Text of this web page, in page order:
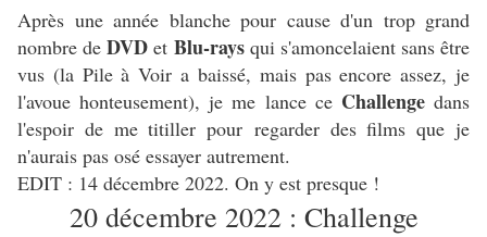
Après une année blanche pour cause d'un trop grand
nombre deDVD et Blu-raysqui s'amoncelaient sans être
vus (la Pile à Voir a baissé, mais pas encore assez, je
l'avoue honteusement), je me lance ce Challengedans
l'espoir de me titiller pour regarder des films que je
n'aurais pas osé essayer autrement.
EDIT : 14 décembre 2022. On y est presque !
20 décembre 2022 : Challenge